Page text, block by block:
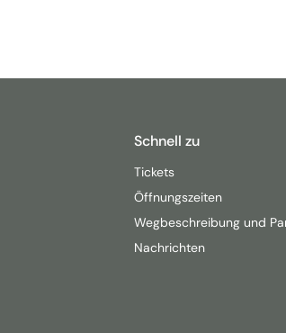
Schnell zu
Tickets
Öffnungszeiten
Wegbeschreibung und
Nachrichten